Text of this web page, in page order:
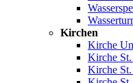
Kirchen
Kirche
Kirche
Kirche St.